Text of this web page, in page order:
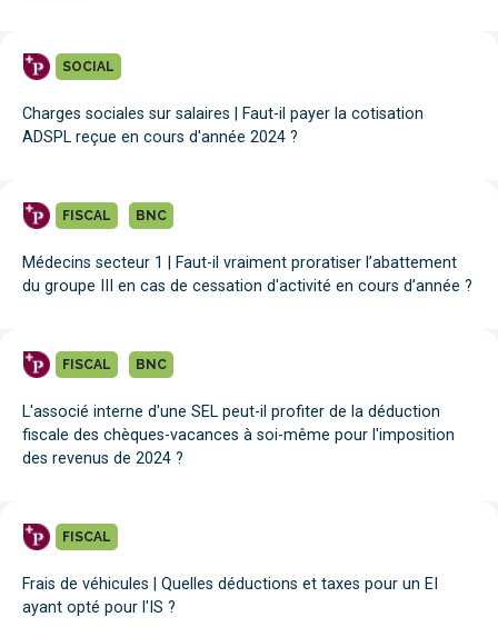
SOCIAL
Charges sociales sur salaires | Faut-il payer la cotisation
ADSPL reçue en cours d'année 2024 ?
FISCAL BNC
Médecins secteur 1 | Faut-il vraiment proratiser l’abattement
du groupe III en cas de cessation d'activité en cours d’année ?
FISCAL BNC
L'associé interne d'une SEL peut-il profiter de la déduction
fiscale des chèques-vacances à soi-même pour l'imposition
des revenus de 2024 ?
FISCAL
Frais de véhicules | Quelles déductions et taxes pour un EI
ayant opté pour l'IS ?